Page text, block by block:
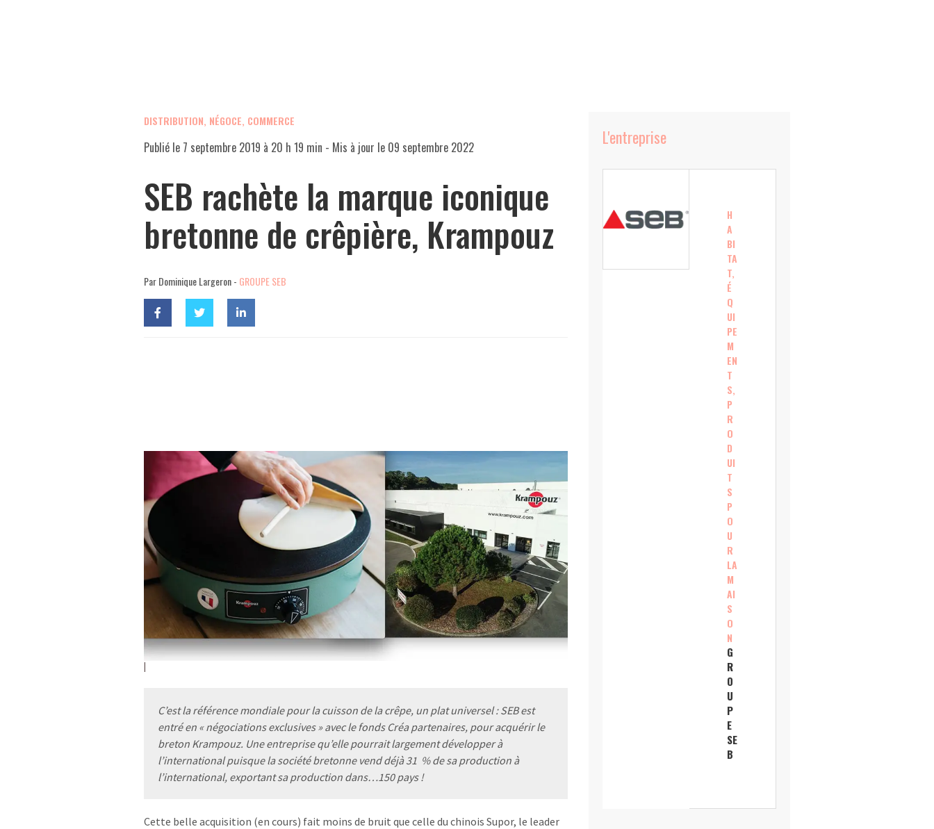
DISTRIBUTION, NÉGOCE, COMMERCE
Publié le 7 septembre 2019 à 20 h 19 min - Mis à jour le 09 septembre 2022
SEB rachète la marque iconique
bretonne de crêpière, Krampouz
Par Dominique Largeron - GROUPE SEB
C’est la référence mondiale pour la cuisson de la crêpe, un plat universel : SEB est
entré en « négociations exclusives » avec le fonds Créa partenaires, pour acquérir le
breton Krampouz. Une entreprise qu’elle pourrait largement développer à
l’international puisque la société bretonne vend déjà 31 % de sa production à
l’international, exportant sa production dans…150 pays !
Cette belle acquisition (en cours) fait moins de bruit que celle du chinois Supor, le leader
L'entreprise
H
A
BI
TA
T,
É
Q
UI
PE
M
EN
T
S,
P
R
O
D
UI
T
S
P
O
U
R
LA
M
AI
S
O
N
G
R
O
U
P
E
SE
B